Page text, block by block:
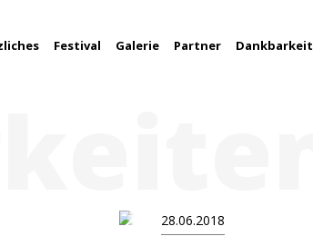
Festival Galerie Partner Dankbarkeit
28.06.2018